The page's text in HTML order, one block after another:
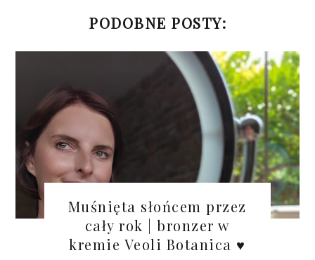
PODOBNE POSTY:
Muśnięta słońcem przez
cały rok | bronzer w
kremie Veoli Botanica ♥